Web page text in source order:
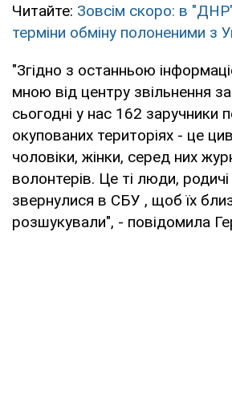
Читайте: Зовсім скоро: в
терміни обміну полоненими з
"Згідно з останньою
мною від центру звільнення
сьогодні у нас 162 заручники
окупованих територіях - це
чоловіки, жінки, серед них
волонтерів. Це ті люди,
звернулися в СБУ , щоб їх
розшукували", - повідомила